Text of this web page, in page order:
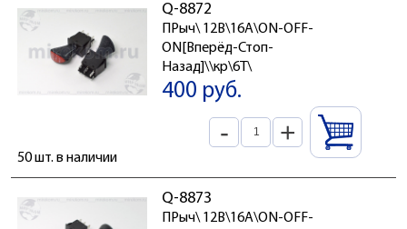
Q-8872
ПРыч\ 12В\16А\ON-OFF-
ON[Вперёд-Стоп-
Назад]\\кр\6T\
400 руб.
- +
50 шт. в наличии
Q-8873
ПРыч\ 12В\16А\ON-OFF-